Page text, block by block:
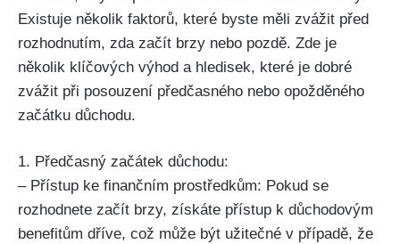
Existuje několik faktorů, které byste měli zvážit před
rozhodnutím, zda začít brzy nebo pozdě. Zde je
několik klíčových výhod a hledisek, které je dobré
zvážit při posouzení předčasného nebo opožděného
začátku důchodu.
1. Předčasný začátek důchodu:
– Přístup ke finančním prostředkům: Pokud se
rozhodnete začít brzy, získáte přístup k důchodovým
benefitům dříve, což může být užitečné v případě, že